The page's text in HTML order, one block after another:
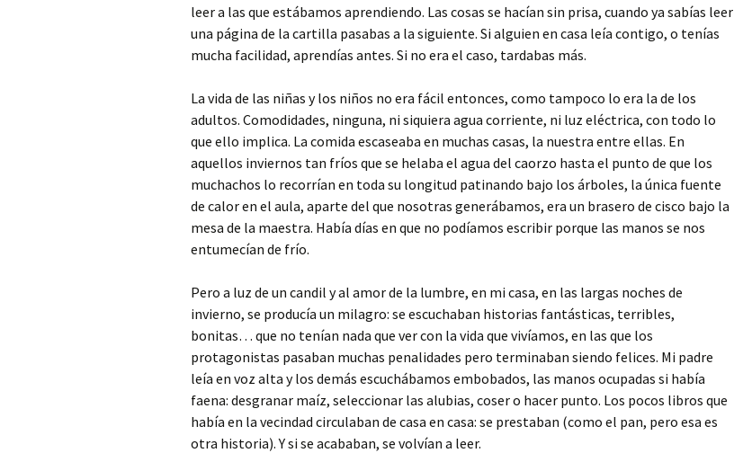
leer a las que estábamos aprendiendo. Las cosas se hacían sin prisa, cuando ya sabías leer
una página de la cartilla pasabas a la siguiente. Si alguien en casa leía contigo, o tenías
mucha facilidad, aprendías antes. Si no era el caso, tardabas más.
La vida de las niñas y los niños no era fácil entonces, como tampoco lo era la de los
adultos. Comodidades, ninguna, ni siquiera agua corriente, ni luz eléctrica, con todo lo
que ello implica. La comida escaseaba en muchas casas, la nuestra entre ellas. En
aquellos inviernos tan fríos que se helaba el agua del caorzo hasta el punto de que los
muchachos lo recorrían en toda su longitud patinando bajo los árboles, la única fuente
de calor en el aula, aparte del que nosotras generábamos, era un brasero de cisco bajo la
mesa de la maestra. Había días en que no podíamos escribir porque las manos se nos
entumecían de frío.
Pero a luz de un candil y al amor de la lumbre, en mi casa, en las largas noches de
invierno, se producía un milagro: se escuchaban historias fantásticas, terribles,
bonitas… que no tenían nada que ver con la vida que vivíamos, en las que los
protagonistas pasaban muchas penalidades pero terminaban siendo felices. Mi padre
leía en voz alta y los demás escuchábamos embobados, las manos ocupadas si había
faena: desgranar maíz, seleccionar las alubias, coser o hacer punto. Los pocos libros que
había en la vecindad circulaban de casa en casa: se prestaban (como el pan, pero esa es
otra historia). Y si se acababan, se volvían a leer.